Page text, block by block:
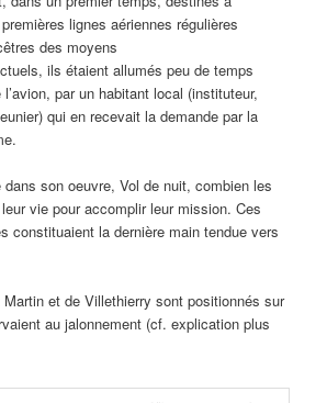
lignes aériennes régulières
des moyens
ils étaient allumés peu de temps
par un habitant local (instituteur,
qui en recevait la demande par la
son oeuvre, Vol de nuit, combien les
vie pour accomplir leur mission. Ces
constituaient la dernière main tendue vers
et de Villethierry sont positionnés sur
au jalonnement (cf. explication plus